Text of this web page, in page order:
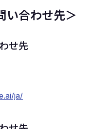
い合わせ先＞
せ先
ja/